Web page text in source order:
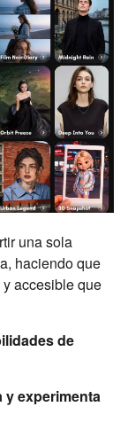
una sola
haciendo que
accesible que
de
y experimenta